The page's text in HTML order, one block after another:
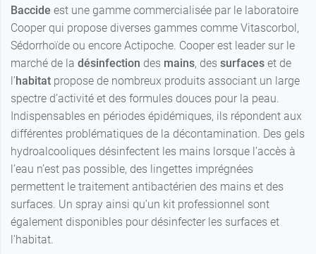
Baccide est une gamme commercialisée par le laboratoire
Cooper qui propose diverses gammes comme Vitascorbol,
Sédorrhoïde ou encore Actipoche. Cooper est leader sur le
marché de la désinfection des mains, des surfaces et de
l’habitat propose de nombreux produits associant un large
spectre d’activité et des formules douces pour la peau.
Indispensables en périodes épidémiques, ils répondent aux
différentes problématiques de la décontamination. Des gels
hydroalcooliques désinfectent les mains lorsque l’accès à
l’eau n’est pas possible, des lingettes imprégnées
permettent le traitement antibactérien des mains et des
surfaces. Un spray ainsi qu’un kit professionnel sont
également disponibles pour désinfecter les surfaces et
l’habitat.